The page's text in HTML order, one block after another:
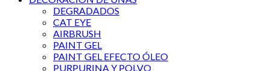
DEGRADADOS
CAT EYE
AIRBRUSH
PAINT GEL
PAINT GEL EFECTO ÓLEO
PURPURINA Y POLVO